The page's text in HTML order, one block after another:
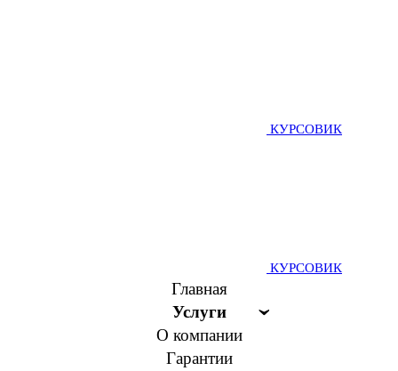
КУРСОВИК
КУРСОВИК
Главная
Услуги
О компании
Гарантии